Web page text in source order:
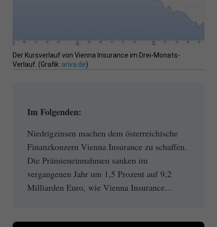
Der Kursverlauf von Vienna Insurance im Drei-Monats-
Verlauf. (Grafik: ariva.de)
Im Folgenden:
Niedrigzinsen machen dem österreichische
Finanzkonzern Vienna Insurance zu schaffen.
Die Prämieneinnahmen sanken im
vergangenen Jahr um 1,5 Prozent auf 9,2
Milliarden Euro, wie Vienna Insurance...